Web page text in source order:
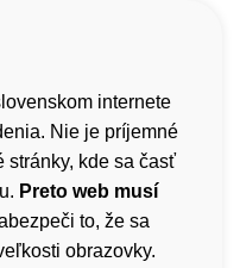
internete
Nie je príjemné
stránky, kde sa časť
Preto web musí
to, že sa
obrazovky.